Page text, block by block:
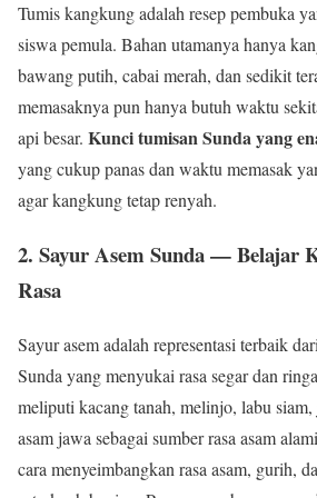
Tumis kangkung adalah resep pembuka
siswa pemula. Bahan utamanya hanya
bawang putih, cabai merah, dan sedikit
memasaknya pun hanya butuh waktu
api besar. Kunci tumisan Sunda yang
yang cukup panas dan waktu memasak
agar kangkung tetap renyah.
2. Sayur Asem Sunda — Belajar
Rasa
Sayur asem adalah representasi terbaik
Sunda yang menyukai rasa segar dan
meliputi kacang tanah, melinjo, labu
asam jawa sebagai sumber rasa asam
cara menyeimbangkan rasa asam, gurih,